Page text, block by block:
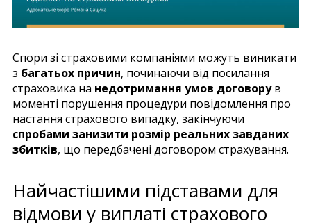
Спори зі страховими компаніями можуть виникати
з багатьох причин, починаючи від посилання
страховика на недотримання умов договорув
моменті порушення процедури повідомлення про
настання страхового випадку, закінчуючи
спробами занизити розмір реальних завданих
збитків, що передбачені договором страхування.
Найчастішими підставами для
відмови у виплаті страхового